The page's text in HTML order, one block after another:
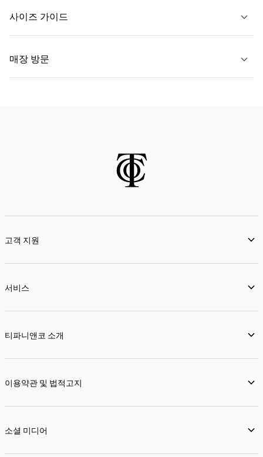
사이즈 가이드
자세히 보기
매장 방문
고객 지원
서비스
티파니앤코 소개
이용약관 및 법적고지
소셜 미디어